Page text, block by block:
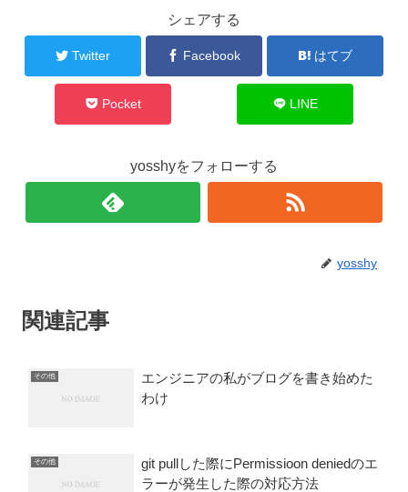
シェアする
Twitter Facebook はてブ
Pocket LINE
yosshyをフォローする
yosshy
関連記事
その他
エンジニアの私がブログを書き始めた
わけ
その他
git pullした際にPermissioon deniedのエ
ラーが発生した際の対応方法